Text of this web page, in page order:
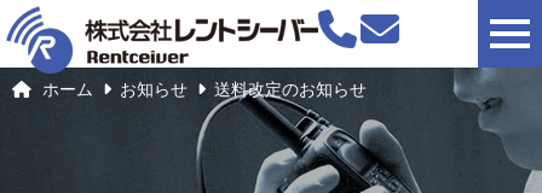
ホーム お知らせ 送料改定のお知らせ